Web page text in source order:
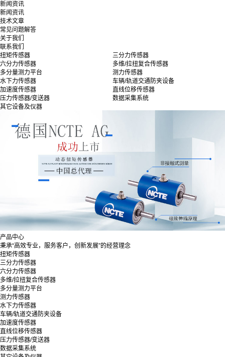
新闻资讯
新闻资讯
技术文章
常见问题解答
关于我们
联系我们
扭矩传感器
三分力传感器
六分力传感器
多维/拉扭复合传感器
多分量测力平台
测力传感器
水下力传感器
车辆/轨道交通防夹设备
加速度传感器
直线位移传感器
压力传感器/变送器
数据采集系统
其它设备及仪器
产品中心
秉承“高效专业，服务客户，创新发展”的经营理念
扭矩传感器
三分力传感器
六分力传感器
多维/拉扭复合传感器
多分量测力平台
测力传感器
水下力传感器
车辆/轨道交通防夹设备
加速度传感器
直线位移传感器
压力传感器/变送器
数据采集系统